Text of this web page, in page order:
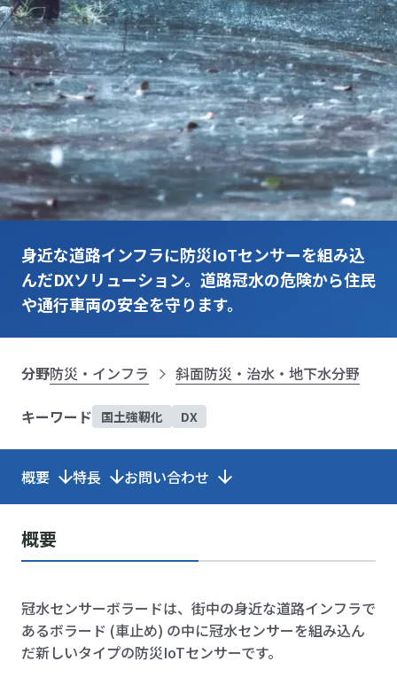
身近な道路インフラに防災IoTセンサーを組み込
んだDXソリューション。道路冠水の危険から住民
や通行車両の安全を守ります。
分野防災・インフラ 斜面防災・治水・地下水分野
キーワード 国土強靭化 DX
概要 特長 お問い合わせ
概要
冠水センサーボラードは、街中の身近な道路インフラで
あるボラード (車止め) の中に冠水センサーを組み込ん
だ新しいタイプの防災IoTセンサーです。